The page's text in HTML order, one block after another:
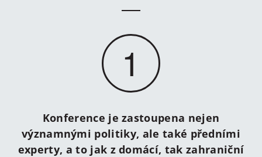
1
Konference je zastoupena nejen
významnými politiky, ale také předními
experty, a to jak z domácí, tak zahraniční